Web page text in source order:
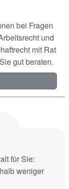
bei Fragen
und
mit Rat
gut beraten.
für Sie:
weniger